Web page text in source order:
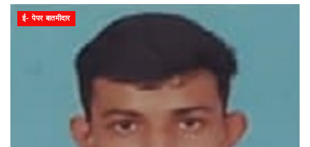
ई- पेपर बातमीदार